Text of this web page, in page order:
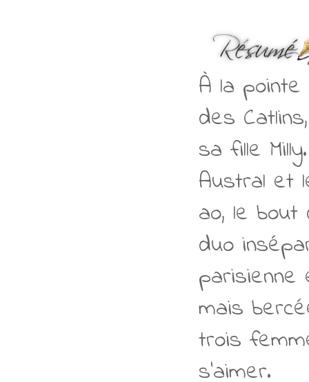
À la
des
sa fille
Austral et
ao, le bout
duo
mais
trois
s'aimer.